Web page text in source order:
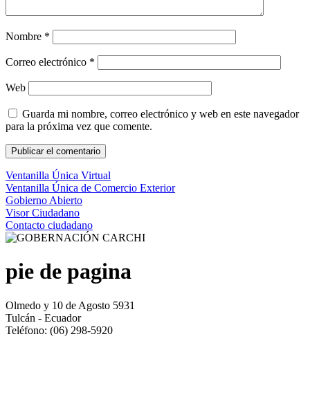
Nombre *
Correo electrónico *
Web
Guarda mi nombre, correo electrónico y web en este navegador
para la próxima vez que comente.
Ventanilla Única Virtual
Ventanilla Única de Comercio Exterior
Gobierno Abierto
Visor Ciudadano
Contacto ciudadano
pie de pagina
Olmedo y 10 de Agosto 5931
Tulcán - Ecuador
Teléfono: (06) 298-5920